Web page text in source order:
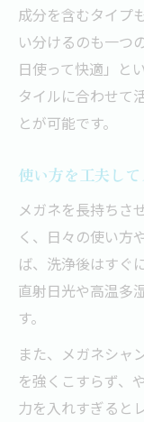
成分を含むタイプ
い分けるのも一つ
日使って快適」と
タイルに合わせて
とが可能です。
使い方を工夫し
メガネを長持ちさ
く、日々の使い方
ば、洗浄後はすぐ
直射日光や高温多
す。
また、メガネシャ
を強くこすらず、
力を入れすぎると